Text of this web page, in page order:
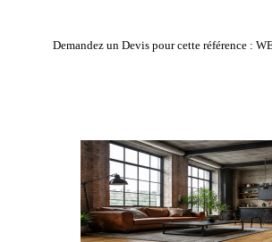
Demandez un Devis pour cette référence :